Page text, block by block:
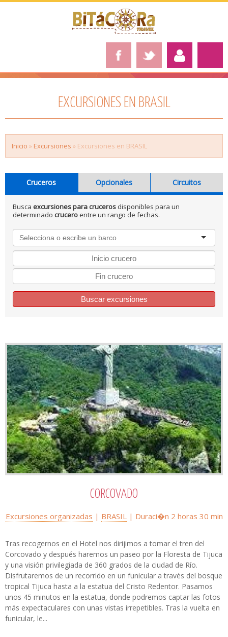
EXCURSIONES EN BRASIL
Inicio » Excursiones » Excursiones en BRASIL
Cruceros Opcionales Circuitos
Busca excursiones para cruceros disponibles para un
determinado crucero entre un rango de fechas.
CORCOVADO
Excursiones organizadas | BRASIL| Duraci�n 2 horas 30 min
Tras recogernos en el Hotel nos dirijimos a tomar el tren del
Corcovado y después haremos un paseo por la Floresta de Tijuca
y una visión privilegiada de 360 grados de la ciudad de Río.
Disfrutaremos de un recorrido en un funicular a través del bosque
tropical Tijuca hasta a la estatua del Cristo Redentor. Pasamos
unos 45 minutos en la estatua, donde podremos captar las fotos
más expectaculares con unas vistas irrepetibles. Tras la vuelta en
funicular, le...